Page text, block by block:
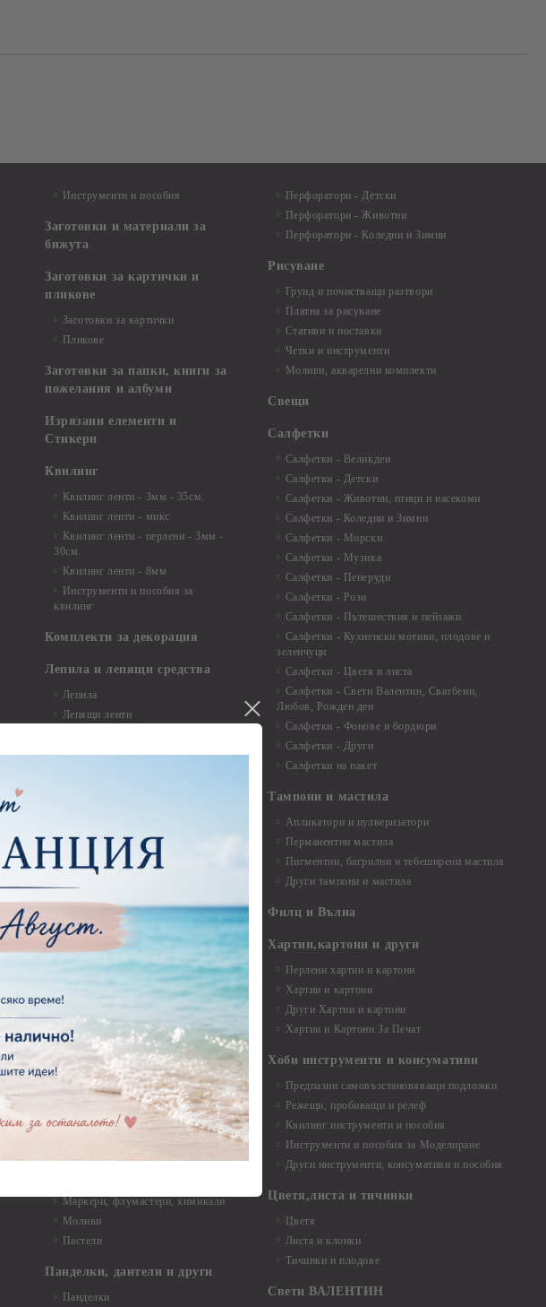
Инструменти и пособия
Заготовки и материали за
бижута
Заготовки за картички и
пликове
Заготовки за картички
Пликове
Заготовки за папки, книги за
пожелания и албуми
Изрязани елементи и
Стикери
Квилинг
Квилинг ленти - 3мм - 35см.
Квилинг ленти - микс
Квилинг ленти - перлени - 3мм -
30см.
Квилинг ленти - 8мм
Инструменти и пособия за
квилинг
Комплекти за декорация
Лепила и лепящи средства
Лепила
Лепящи ленти
Макраме Основи - до 6,00 см
Макраме Основи - 7,00 - 15,00 см
Макраме Основи - над 15,00 см
Макраме - Други материали
Опаковки
Мебелен обков и аксесоари
Дръжки
Закачалки
Крака за мебели
Други аксесоари, материали и
Моливи, маркери, химикали,
Маркери, флумастери, химикали
Моливи
Пастели
Панделки, дантели и други
Панделки
Перфоратори - Детски
Перфоратори - Животни
Перфоратори - Коледни и Зимни
Рисуване
Грунд и почистващи разтвори
Платна за рисуване
Стативи и поставки
Четки и инструменти
Моливи, акварелни комплекти
Свещи
Салфетки
Салфетки - Великден
Салфетки - Детски
Салфетки - Животни, птици и насекоми
Салфетки - Коледни и Зимни
Салфетки - Морски
Салфетки - Музика
Салфетки - Пеперуди
Салфетки - Рози
Салфетки - Пътешествия и пейзажи
Салфетки - Кухненски мотиви, плодове и
зеленчуци
Салфетки - Цветя и листа
Салфетки - Свети Валентин, Сватбени,
Любов, Рожден ден
Салфетки - Фонове и бордюри
Салфетки - Други
Салфетки на пакет
Тампони и мастила
Апликатори и пулверизатори
Перманентни мастила
Пигментни, багрилни и тебеширени мастила
Други тампони и мастила
Филц и Вълна
Хартии,картони и други
Перлени хартии и картони
Хартии и картони
Други Хартии и картони
Хартии и Картони За Печат
Хоби инструменти и консумативи
Предпазни самовъзстановяващи подложки
Режещи, пробиващи и релеф
Квилинг инструменти и пособия
Инструменти и пособия за Моделиране
Други инструменти, консумативи и пособия
Цветя,листа и тичинки
Цветя
Листа и клонки
Тичинки и плодове
Свети ВАЛЕНТИН